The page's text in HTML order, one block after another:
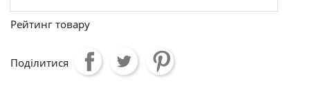
Рейтинг товару
Поділитися